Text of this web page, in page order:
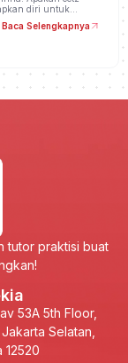
diri untuk…
Baca Selengkapnya
tutor praktisi buat
53A 5th Floor,
Selatan,
12520